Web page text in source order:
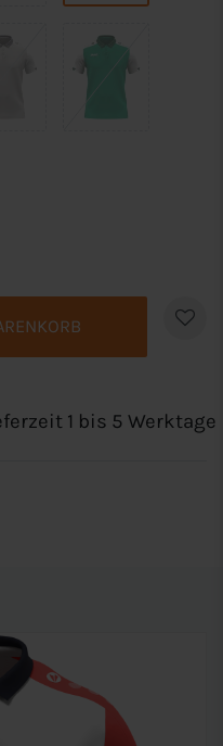
1 bis 5 Werktage